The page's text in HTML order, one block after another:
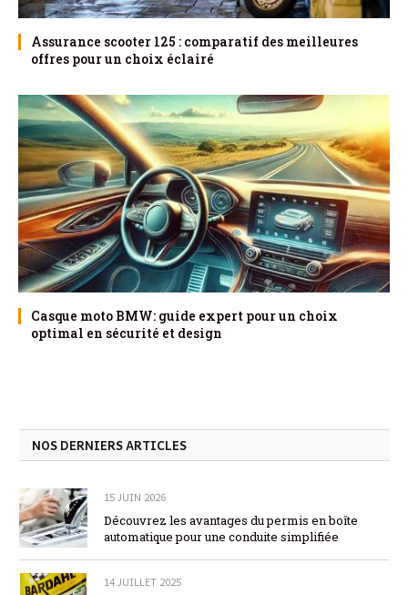
Assurance scooter 125 : comparatif des meilleures
offres pour un choix éclairé
Casque moto BMW: guide expert pour un choix
optimal en sécurité et design
NOS DERNIERS ARTICLES
15 JUIN 2026
Découvrez les avantages du permis en boîte
automatique pour une conduite simplifiée
14 JUILLET 2025